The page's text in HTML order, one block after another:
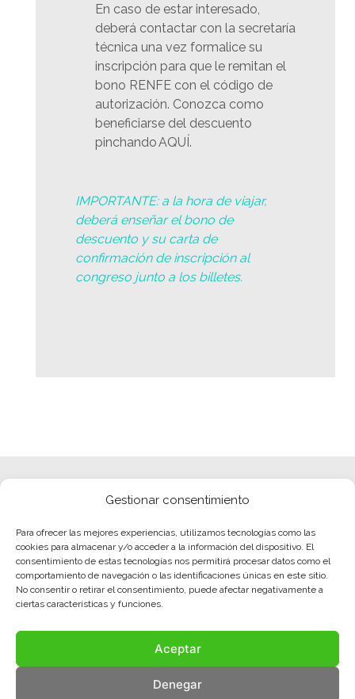
Gestionar consentimiento
Para ofrecer las mejores experiencias, utilizamos tecnologías como las
cookies para almacenar y/o acceder a la información del dispositivo. El
consentimiento de estas tecnologías nos permitirá procesar datos como el
comportamiento de navegación o las identificaciones únicas en este sitio.
No consentir o retirar el consentimiento, puede afectar negativamente a
ciertas características y funciones.
Aceptar
Denegar
En caso de estar interesado,
deberá contactar con la secretaría
técnica una vez formalice su
inscripción para que le remitan el
bono RENFE con el código de
autorización. Conozca como
beneficiarse del descuento
pinchando AQUÍ.
IMPORTANTE: a la hora de viajar,
deberá enseñar el bono de
descuento y su carta de
confirmación de inscripción al
congreso junto a los billetes.